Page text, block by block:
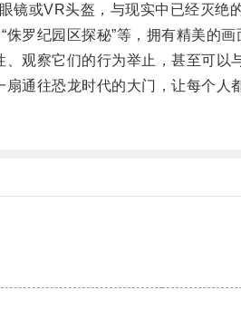
或VR头盔，与现实中已经灭绝
罗纪园区探秘”等，拥有精美的画
察它们的行为举止，甚至可以
往恐龙时代的大门，让每个人